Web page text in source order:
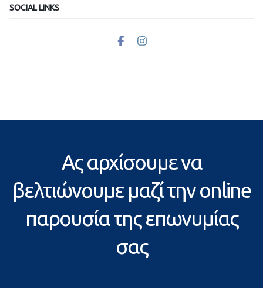
SOCIAL LINKS
Ας αρχίσουμε να
βελτιώνουμε μαζί την online
παρουσία της επωνυμίας
σας